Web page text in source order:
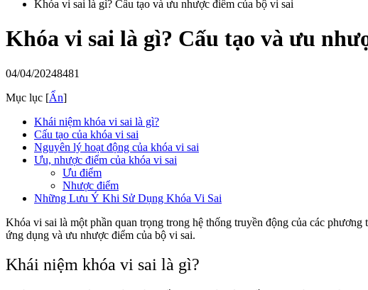
Khóa vi sai là gì? Cấu tạo và ưu nhược điểm của bộ vi sai
Khóa vi sai là gì? Cấu tạo và ưu
04/04/20248481
Mục lục [Ẩn]
Khái niệm khóa vi sai là gì?
Cấu tạo của khóa vi sai
Nguyên lý hoạt động của khóa vi sai
Ưu, nhược điểm của khóa vi sai
Ưu điểm
Nhược điểm
Những Lưu Ý Khi Sử Dụng Khóa Vi Sai
Khóa vi sai là một phần quan trọng trong hệ thống truyền động của các
ứng dụng và ưu nhược điểm của bộ vi sai.
Khái niệm khóa vi sai là gì?